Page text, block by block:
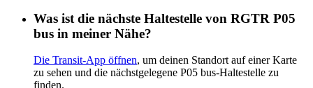
Was ist die nächste Haltestelle von RGTR P05
bus in meiner Nähe?
Die Transit-App öffnen, um deinen Standort auf einer Karte
zu sehen und die nächstgelegene P05 bus-Haltestelle zu
finden.